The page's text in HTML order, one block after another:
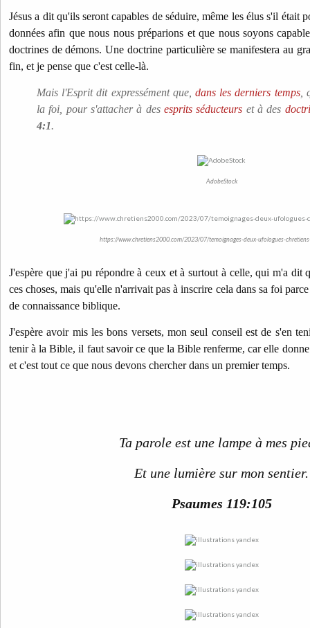
Jésus a dit qu'ils seront capables de séduire, même les élus s'il était
données afin que nous nous préparions et que nous soyons
doctrines de démons. Une doctrine particulière se manifestera au
fin, et je pense que c'est celle-là.
Mais l'Esprit dit expressément que, dans les derniers temps,
la foi, pour s'attacher à des esprits séducteurs et à des
4:1.
AdobeStock
https://www.chretiens2000.com/2023/07/temoignages-deux-ufologues-
J'espère que j'ai pu répondre à ceux et à surtout à celle, qui m'a dit
ces choses, mais qu'elle n'arrivait pas à inscrire cela dans sa foi
de connaissance biblique.
J'espère avoir mis les bons versets, mon seul conseil est de s'en
tenir à la Bible, il faut savoir ce que la Bible renferme, car elle
et c'est tout ce que nous devons chercher dans un premier temps.
Ta parole est une lampe à mes
Et une lumière sur mon sentier.
Psaumes 119:105